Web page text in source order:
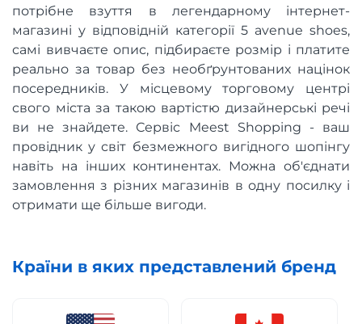
потрібне взуття в легендарному інтернет-
магазині у відповідній категорії 5 avenue shoes,
самі вивчаєте опис, підбираєте розмір і платите
реально за товар без необґрунтованих націнок
посередників. У місцевому торговому центрі
свого міста за такою вартістю дизайнерські речі
ви не знайдете. Сервіс Meest Shopping - ваш
провідник у світ безмежного вигідного шопінгу
навіть на інших континентах. Можна об'єднати
замовлення з різних магазинів в одну посилку і
отримати ще більше вигоди.
Країни в яких представлений бренд